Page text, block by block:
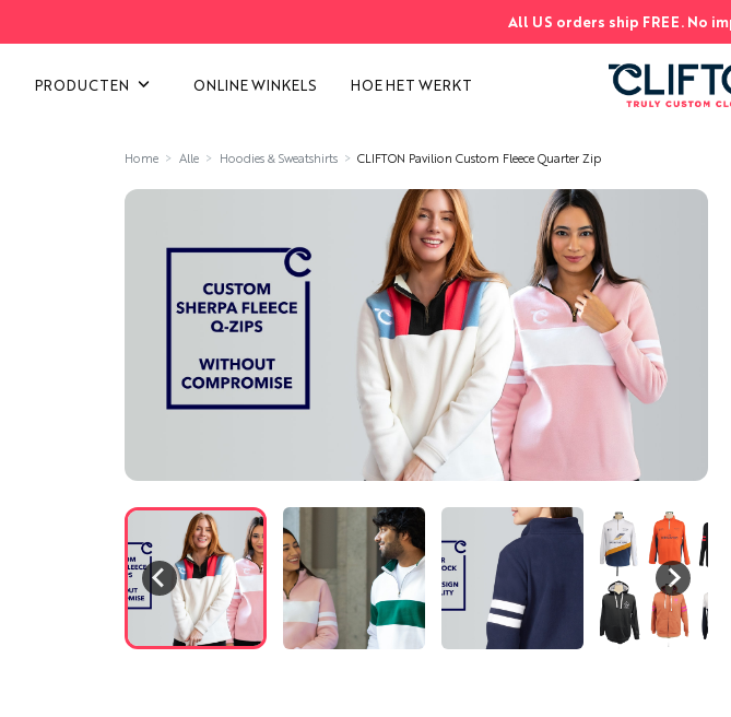
All US orders ship FREE. No
PRODUCTEN ONLINE WINKELS HOE HET WERKT
ALLE CATEGORIEËN BEKIJKEN
Home Alle Hoodies & Sweatshirts CLIFTON Pavilion Custom Fleece Quarter Zip